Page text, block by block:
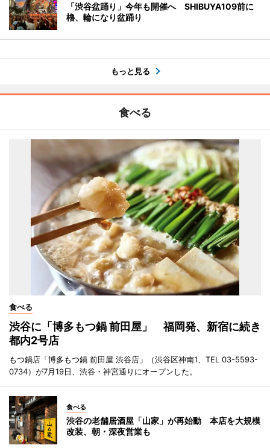
「渋谷盆踊り」今年も開催へ SHIBUYA109前に
櫓、輪になり盆踊り
もっと見る
食べる
食べる
渋谷に「博多もつ鍋 前田屋」 福岡発、新宿に続き
都内2号店
もつ鍋店「博多もつ鍋 前田屋 渋谷店」（渋谷区神南1、TEL 03-5593-
0734）が7月19日、渋谷・神宮通りにオープンした。
食べる
渋谷の老舗居酒屋「山家」が再始動 本店を大規模
改装、朝・深夜営業も